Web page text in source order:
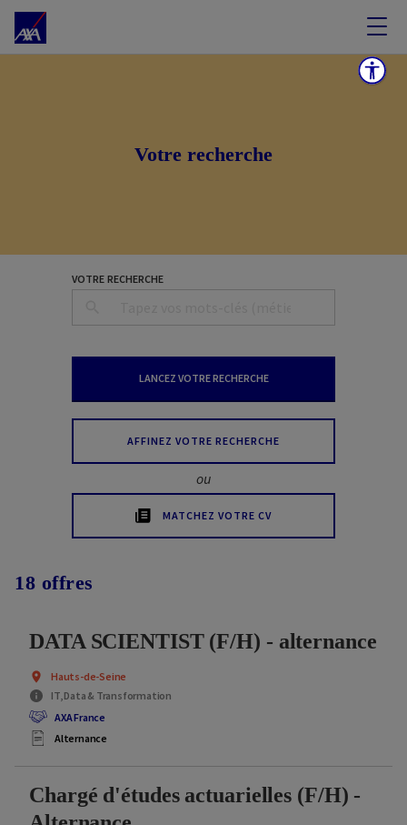
Votre recherche
VOTRE RECHERCHE
LANCEZ VOTRE RECHERCHE
AFFINEZ VOTRE RECHERCHE
ou
MATCHEZ VOTRE CV
18 offres
DATA SCIENTIST (F/H) - alternance
Hauts-de-Seine
IT, Data & Transformation
AXA France
Alternance
Chargé d'études actuarielles (F/H) -